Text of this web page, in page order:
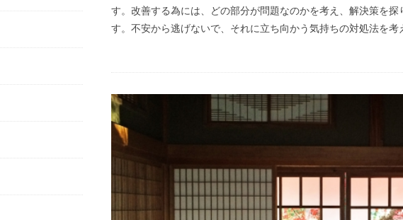
す。改善する為には、どの部分が問題なのかを考え、解決策を
す。不安から逃げないで、それに立ち向かう気持ちの対処法を考